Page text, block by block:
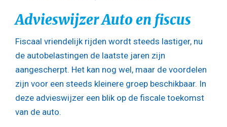
Advieswijzer Auto en fiscus
Fiscaal vriendelijk rijden wordt steeds lastiger, nu
de autobelastingen de laatste jaren zijn
aangescherpt. Het kan nog wel, maar de voordelen
zijn voor een steeds kleinere groep beschikbaar. In
deze advieswijzer een blik op de fiscale toekomst
van de auto.